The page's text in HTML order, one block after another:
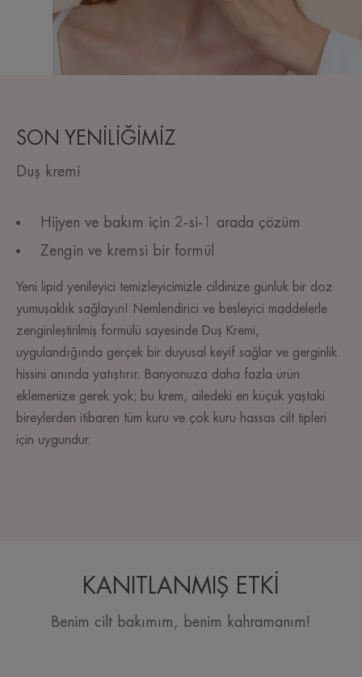
SON YENİLİĞİMİZ
Duş kremi
Hijyen ve bakım için 2-si-1 arada çözüm
Zengin ve kremsi bir formül
Yeni lipid yenileyici temizleyicimizle cildinize günlük bir doz
yumuşaklık sağlayın! Nemlendirici ve besleyici maddelerle
zenginleştirilmiş formülü sayesinde Duş Kremi,
uygulandığında gerçek bir duyusal keyif sağlar ve gerginlik
hissini anında yatıştırır. Banyonuza daha fazla ürün
eklemenize gerek yok; bu krem, ailedeki en küçük yaştaki
bireylerden itibaren tüm kuru ve çok kuru hassas cilt tipleri
için uygundur.
KANITLANMIŞ ETKİ
Benim cilt bakımım, benim kahramanım!